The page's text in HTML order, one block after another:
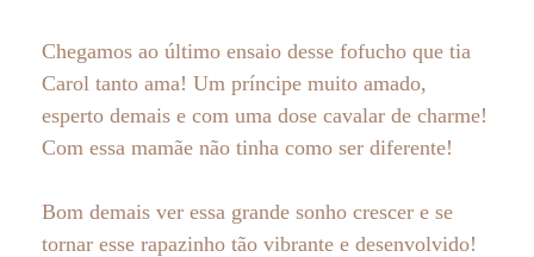
Chegamos ao último ensaio desse fofucho que tia
Carol tanto ama! Um príncipe muito amado,
esperto demais e com uma dose cavalar de charme!
Com essa mamãe não tinha como ser diferente!
Bom demais ver essa grande sonho crescer e se
tornar esse rapazinho tão vibrante e desenvolvido!